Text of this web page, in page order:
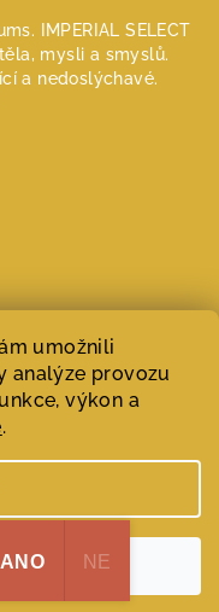
umožnili
analýze provozu
výkon a
.
IMPERIAL SELECT
mysli a smyslů.
a nedoslýchavé.
. Všechna práva
cookies
ANO NE